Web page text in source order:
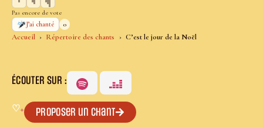
Accueil Répertoire des chants C’est le jour de la Noël
Pas encore de vote
J’ai chanté
0
ÉCOUTER SUR :
♡+ Proposer un chant